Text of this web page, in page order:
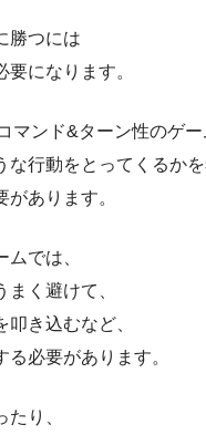
勝つには
になります。
マンド&ターン性のゲー
な行動をとってくるかを
があります。
ムでは、
く避けて、
叩き込むなど、
る必要があります。
り、